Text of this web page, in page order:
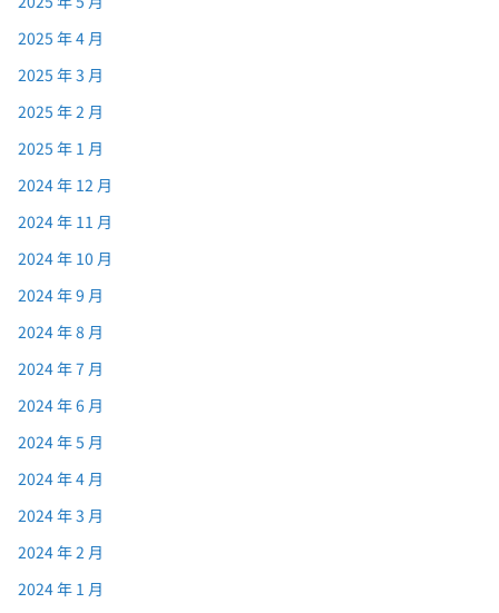
2025 年 4 月
2025 年 3 月
2025 年 2 月
2025 年 1 月
2024 年 12 月
2024 年 11 月
2024 年 10 月
2024 年 9 月
2024 年 8 月
2024 年 7 月
2024 年 6 月
2024 年 5 月
2024 年 4 月
2024 年 3 月
2024 年 2 月
2024 年 1 月